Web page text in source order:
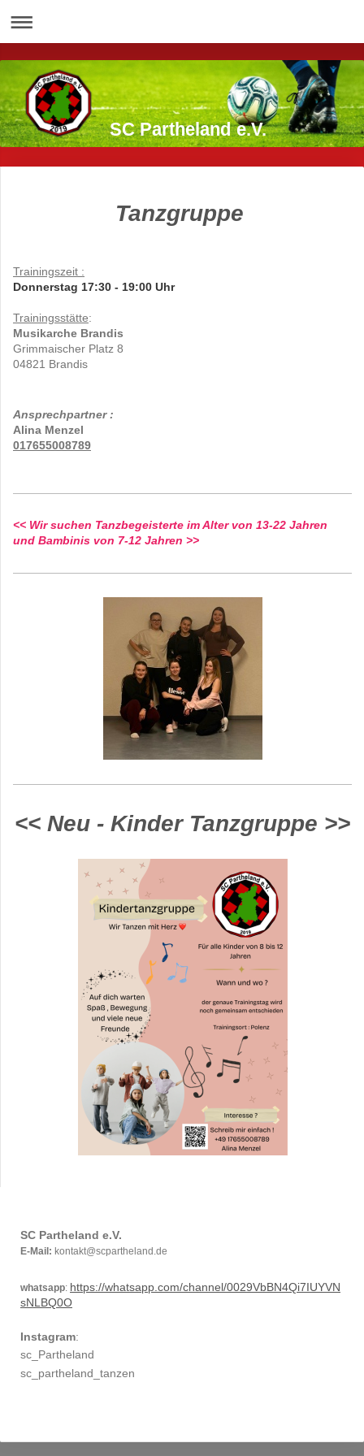
SC Partheland e.V.
Tanzgruppe
Trainingszeit :
Donnerstag 17:30 - 19:00 Uhr
Trainingsstätte:
Musikarche Brandis
Grimmaischer Platz 8
04821 Brandis
Ansprechpartner :
Alina Menzel
​017655008789
<< Wir suchen Tanzbegeisterte im Alter von 13-22 Jahren
und Bambinis von 7-12 Jahren >>
<< Neu - Kinder Tanzgruppe >>
SC Partheland e.V.
E-Mail: kontakt@scpartheland.de
whatsapp: https://whatsapp.com/channel/0029VbBN4Qi7IUYVN
sNLBQ0O
Instagram:
sc_Partheland
sc_partheland_tanzen